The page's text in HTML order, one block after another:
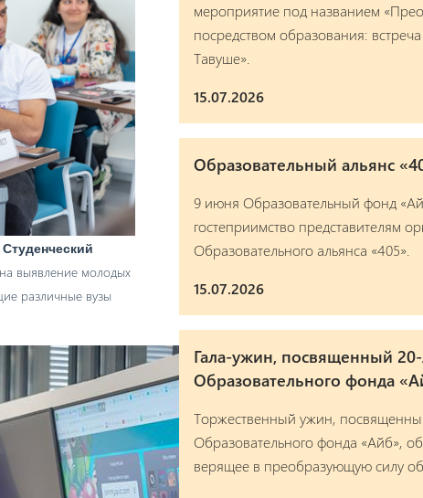
выявление молодых
различные вузы
мероприятие под названием
посредством образования:
Тавуше».
15.07.2026
Образовательный альянс
9 июня Образовательный фонд
гостеприимство представителям
Образовательного альянса «405».
15.07.2026
Гала-ужин, посвященный
Образовательного фонда
Торжественный ужин,
Образовательного фонда «Айб»,
верящее в преобразующую силу